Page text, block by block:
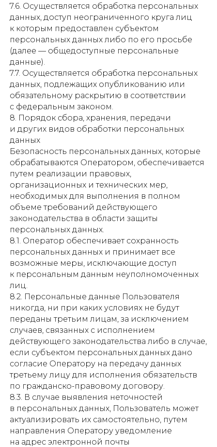
7.6. Осуществляется обработка персональных
данных, доступ неограниченного круга лиц
к которым предоставлен субъектом
персональных данных либо по его просьбе
(далее — общедоступные персональные
данные).
7.7. Осуществляется обработка персональных
данных, подлежащих опубликованию или
обязательному раскрытию в соответствии
с федеральным законом.
8. Порядок сбора, хранения, передачи
и других видов обработки персональных
данных
Безопасность персональных данных, которые
обрабатываются Оператором, обеспечивается
путем реализации правовых,
организационных и технических мер,
необходимых для выполнения в полном
объеме требований действующего
законодательства в области защиты
персональных данных.
8.1. Оператор обеспечивает сохранность
персональных данных и принимает все
возможные меры, исключающие доступ
к персональным данным неуполномоченных
лиц.
8.2. Персональные данные Пользователя
никогда, ни при каких условиях не будут
переданы третьим лицам, за исключением
случаев, связанных с исполнением
действующего законодательства либо в случае,
если субъектом персональных данных дано
согласие Оператору на передачу данных
третьему лицу для исполнения обязательств
по гражданско-правовому договору.
8.3. В случае выявления неточностей
в персональных данных, Пользователь может
актуализировать их самостоятельно, путем
направления Оператору уведомление
на адрес электронной почты